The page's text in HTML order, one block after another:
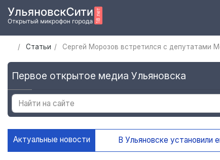
Статьи Сергей Морозов встретился с депутатами
Первое открытое медиа Ульяновска
Актуальные новости В Ульяновске установили ещё